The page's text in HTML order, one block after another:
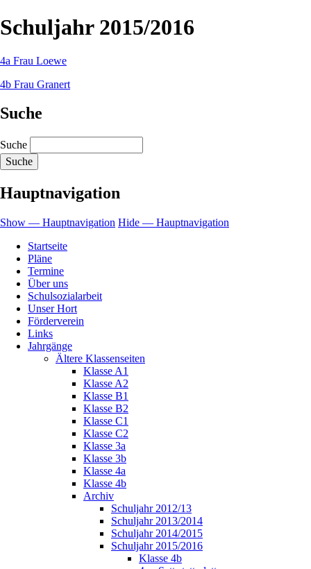
Schuljahr 2015/2016
4a Frau Loewe
4b Frau Granert
Suche
Suche
Hauptnavigation
Show — Hauptnavigation Hide — Hauptnavigation
Startseite
Pläne
Termine
Über uns
Schulsozialarbeit
Unser Hort
Förderverein
Links
Jahrgänge
Ältere Klassenseiten
Klasse A1
Klasse A2
Klasse B1
Klasse B2
Klasse C1
Klasse C2
Klasse 3a
Klasse 3b
Klasse 4a
Klasse 4b
Archiv
Schuljahr 2012/13
Schuljahr 2013/2014
Schuljahr 2014/2015
Schuljahr 2015/2016
Klasse 4b